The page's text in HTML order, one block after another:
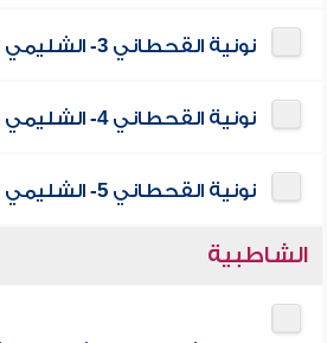
نونية القحطاني 3- الشليمي
نونية القحطاني 4- الشليمي
نونية القحطاني 5- الشليمي
الشاطبية